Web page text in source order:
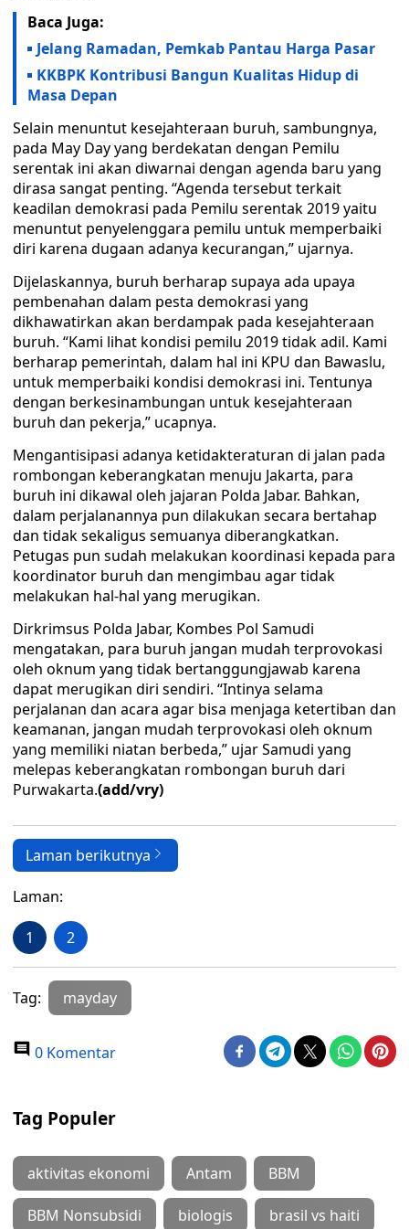
Baca Juga:
Jelang Ramadan, Pemkab Pantau Harga Pasar
KKBPK Kontribusi Bangun Kualitas Hidup di
Masa Depan
Selain menuntut kesejahteraan buruh, sambungnya,
pada May Day yang berdekatan dengan Pemilu
serentak ini akan diwarnai dengan agenda baru yang
dirasa sangat penting. “Agenda tersebut terkait
keadilan demokrasi pada Pemilu serentak 2019 yaitu
menuntut penyelenggara pemilu untuk memperbaiki
diri karena dugaan adanya kecurangan,” ujarnya.
Dijelaskannya, buruh berharap supaya ada upaya
pembenahan dalam pesta demokrasi yang
dikhawatirkan akan berdampak pada kesejahteraan
buruh. “Kami lihat kondisi pemilu 2019 tidak adil. Kami
berharap pemerintah, dalam hal ini KPU dan Bawaslu,
untuk memperbaiki kondisi demokrasi ini. Tentunya
dengan berkesinambungan untuk kesejahteraan
buruh dan pekerja,” ucapnya.
Mengantisipasi adanya ketidakteraturan di jalan pada
rombongan keberangkatan menuju Jakarta, para
buruh ini dikawal oleh jajaran Polda Jabar. Bahkan,
dalam perjalanannya pun dilakukan secara bertahap
dan tidak sekaligus semuanya diberangkatkan.
Petugas pun sudah melakukan koordinasi kepada para
koordinator buruh dan mengimbau agar tidak
melakukan hal-hal yang merugikan.
Dirkrimsus Polda Jabar, Kombes Pol Samudi
mengatakan, para buruh jangan mudah terprovokasi
oleh oknum yang tidak bertanggungjawab karena
dapat merugikan diri sendiri. “Intinya selama
perjalanan dan acara agar bisa menjaga ketertiban dan
keamanan, jangan mudah terprovokasi oleh oknum
yang memiliki niatan berbeda,” ujar Samudi yang
melepas keberangkatan rombongan buruh dari
Purwakarta.(add/vry)
Laman berikutnya
Laman:
1 2
Tag: mayday
0 Komentar
Tag Populer
aktivitas ekonomi Antam BBM
BBM Nonsubsidi biologis brasil vs haiti